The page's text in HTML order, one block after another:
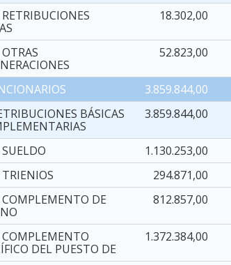
18.302,00
52.823,00
3.859.844,00
BÁSICAS
3.859.844,00
1.130.253,00
294.871,00
DE
812.857,00
DEL PUESTO DE
1.372.384,00